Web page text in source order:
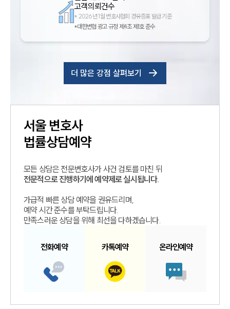
고객의뢰건수
* 2026년 1월 변호사협회 경유증표 발급 기준
*대한변협 광고 규정 제4조 제1호 준수
더 많은 강점 살펴보기
서울 변호사
법률상담예약
모든 상담은 전문변호사가 사건 검토를 마친 뒤
전문적으로 진행하기에 예약제로 실시됩니다.
가급적 빠른 상담 예약을 권유드리며,
예약 시간 준수를 부탁드립니다.
만족스러운 상담을 위해 최선을 다하겠습니다.
전화예약 카톡예약 온라인예약